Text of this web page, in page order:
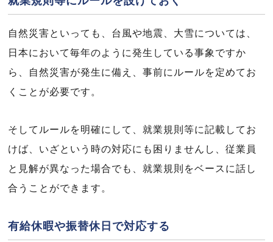
自然災害といっても、台風や地震、大雪については、
日本において毎年のように発生している事象ですか
ら、自然災害が発生に備え、事前にルールを定めてお
くことが必要です。
そしてルールを明確にして、就業規則等に記載してお
けば、いざという時の対応にも困りませんし、従業員
と見解が異なった場合でも、就業規則をベースに話し
合うことができます。
有給休暇や振替休日で対応する